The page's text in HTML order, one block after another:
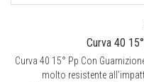
Curva 40
Curva 40 15° Pp Con
molto resistente